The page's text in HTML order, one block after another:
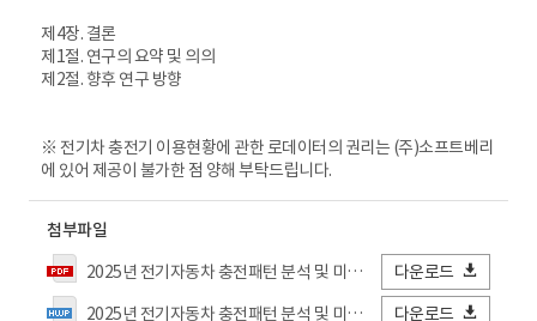
제4장. 결론
제1절. 연구의 요약 및 의의
제2절. 향후 연구 방향
※ 전기차 충전기 이용현황에 관한 로데이터의 권리는 (주)소프트베리
에 있어 제공이 불가한 점 양해 부탁드립니다.
첨부파일
2025년 전기자동차 충전패턴 분석 및 미래전망 연구_최종보고서.pdf
다운로드
2025년 전기자동차 충전패턴 분석 및 미래전망 연구_최종보고서.hwp
다운로드